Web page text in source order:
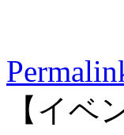
【イベ